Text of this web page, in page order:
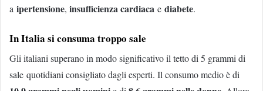
a ipertensione, insufficienza cardiaca e diabete.
In Italia si consuma troppo sale
Gli italiani superano in modo significativo il tetto di 5 grammi di
sale quotidiani consigliato dagli esperti. Il consumo medio è di